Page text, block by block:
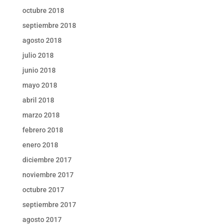
octubre 2018
septiembre 2018
agosto 2018
julio 2018
junio 2018
mayo 2018
abril 2018
marzo 2018
febrero 2018
enero 2018
diciembre 2017
noviembre 2017
octubre 2017
septiembre 2017
agosto 2017